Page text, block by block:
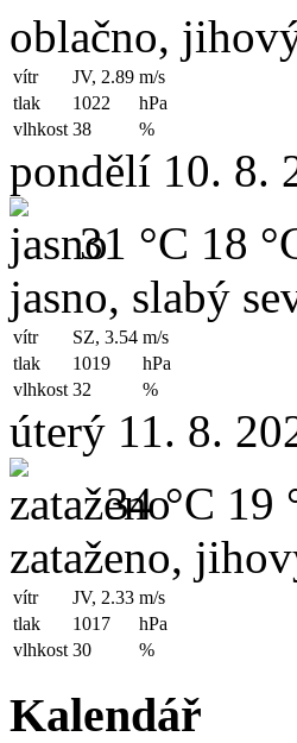
oblačno,
vítr JV, 2.89 m/s
tlak
1022
hPa
vlhkost 38 %
pondělí 10. 8.
31 °C 18
jasno, slabý
vítr SZ, 3.54 m/s
tlak
1019
hPa
vlhkost 32 %
úterý 11. 8.
34 °C 19
zataženo,
vítr JV, 2.33 m/s
tlak
1017
hPa
vlhkost 30 %
Kalendář